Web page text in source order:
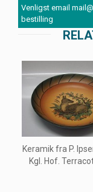
Venligst email
bestilling
Keramik fra P.
Kgl. Hof.